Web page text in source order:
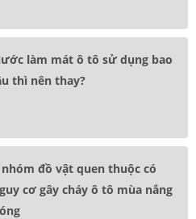
làm mát ô tô sử dụng bao
thì nên thay?
đồ vật quen thuộc có
cơ gây cháy ô tô mùa nắng